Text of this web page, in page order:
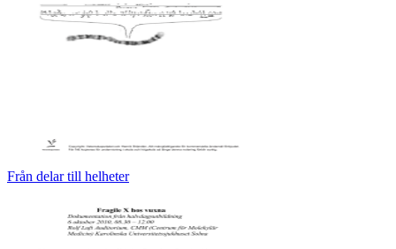
Från delar till helheter